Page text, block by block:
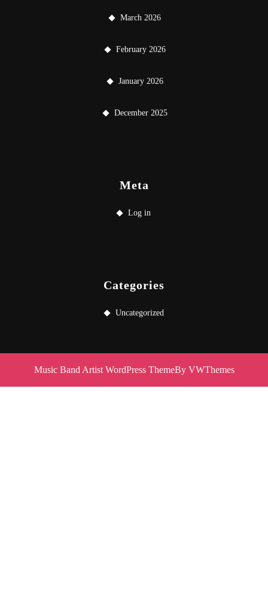
March 2026
February 2026
January 2026
December 2025
Meta
Log in
Categories
Uncategorized
Music Band Artist WordPress ThemeBy VWThemes